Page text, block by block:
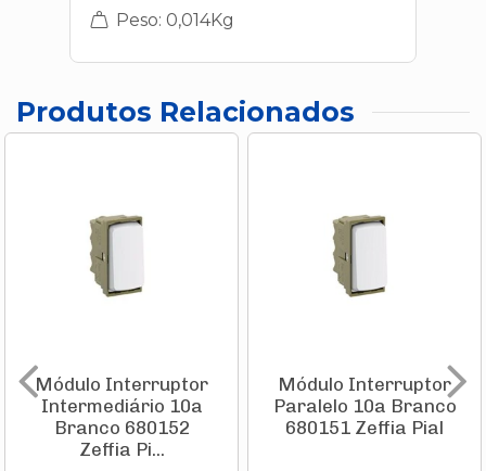
Peso: 0,014Kg
Produtos Relacionados
Módulo Interruptor
Intermediário 10a
Branco 680152
Zeffia Pi...
Módulo Interruptor
Paralelo 10a Branco
680151 Zeffia Pial